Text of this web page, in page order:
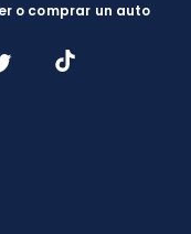
o comprar un auto